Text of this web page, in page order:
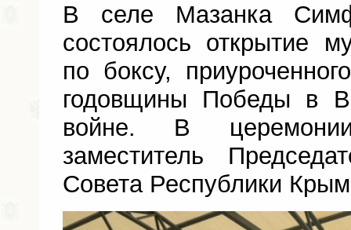
Поиск депутата по округу
В селе Мазанка
состоялось открытие
по боксу,
годовщины Победы в
войне. В
заместитель
Совета Республики